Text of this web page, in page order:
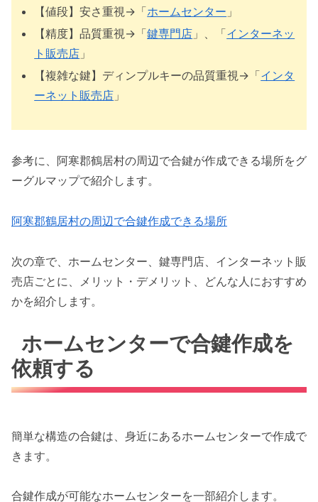
【値段】安さ重視→「ホームセンター 」
【精度】品質重視→「鍵専門店 」、「インターネッ
ト販売店 」
【複雑な鍵】ディンプルキーの品質重視→「インタ
ーネット販売店 」
参考に、阿寒郡鶴居村の周辺で合鍵が作成できる場所をグ
ーグルマップで紹介します。
阿寒郡鶴居村の周辺で合鍵作成できる場所
次の章で、ホームセンター、鍵専門店、インターネット販
売店ごとに、メリット・デメリット、どんな人におすすめ
かを紹介します。
ホームセンターで合鍵作成を
依頼する
簡単な構造の合鍵は、身近にあるホームセンターで作成で
きます。
合鍵作成が可能なホームセンターを一部紹介します。